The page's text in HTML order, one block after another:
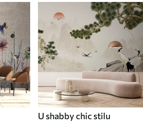
U shabby chic stilu